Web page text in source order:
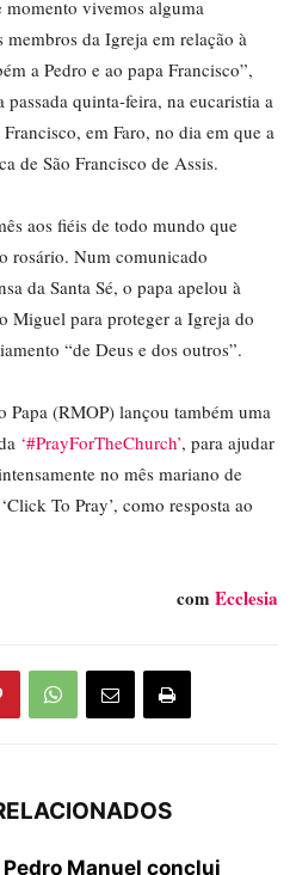
momento vivemos alguma
da Igreja em relação à
a Pedro e ao papa Francisco”,
quinta-feira, na eucaristia a
em Faro, no dia em que a
de São Francisco de Assis.
aos fiéis de todo mundo que
rosário. Num comunicado
da Santa Sé, o papa apelou à
Miguel para proteger a Igreja do
“de Deus e dos outros”.
(RMOP) lançou também uma
‘#PrayForTheChurch’, para ajudar
no mês mariano de
To Pray’, como resposta ao
com Ecclesia
Pedro Manuel conclui